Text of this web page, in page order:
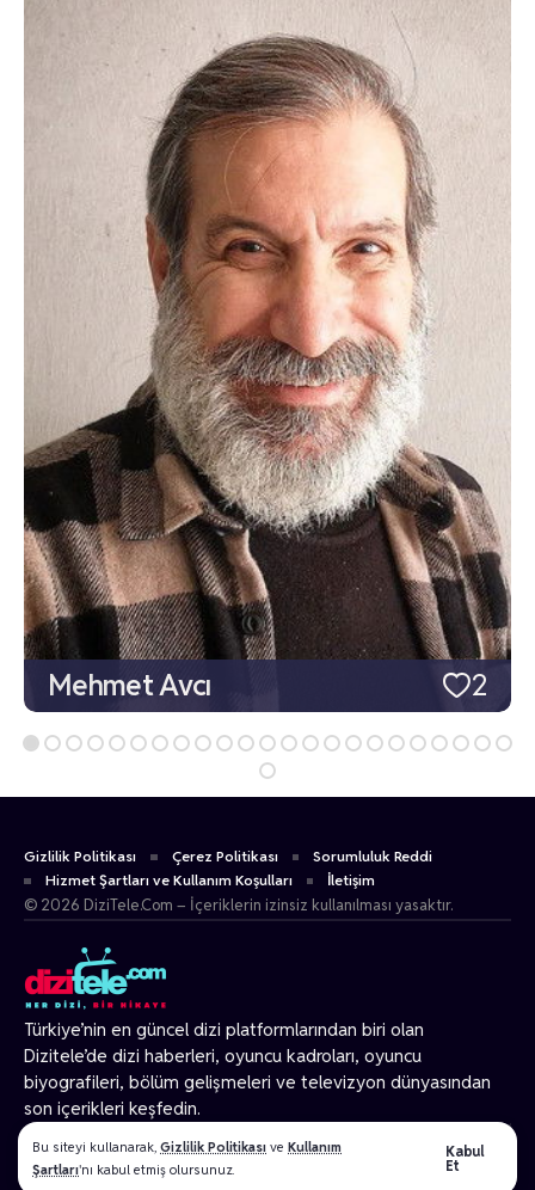
Bu siteyi kullanarak, Gizlilik Politikası ve Kullanım
Şartları'nı kabul etmiş olursunuz.
Kabul
Et
2
Mehmet Avcı
Türkiye’nin en güncel dizi platformlarından biri olan
Dizitele’de dizi haberleri, oyuncu kadroları, oyuncu
biyografileri, bölüm gelişmeleri ve televizyon dünyasından
son içerikleri keşfedin.
© 2026 Tüm Hakları Gizlidir.
Gizlilik Politikası Çerez Politikası
Sorumluluk Reddi
Hizmet Şartları ve Kullanım Koşulları
İletişim
© 2026 DiziTele.Com – İçeriklerin izinsiz kullanılması yasaktır.